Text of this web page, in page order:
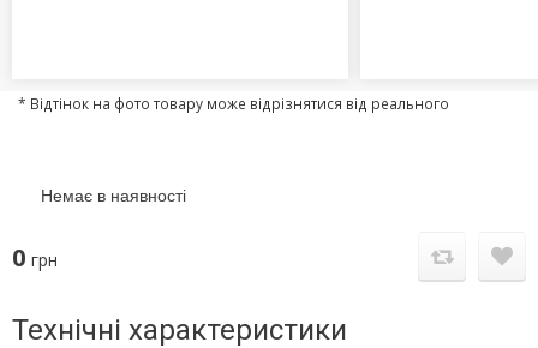
* Відтінок на фото товару може відрізнятися від реального
Немає в наявності
0 грн
Технічні характеристики